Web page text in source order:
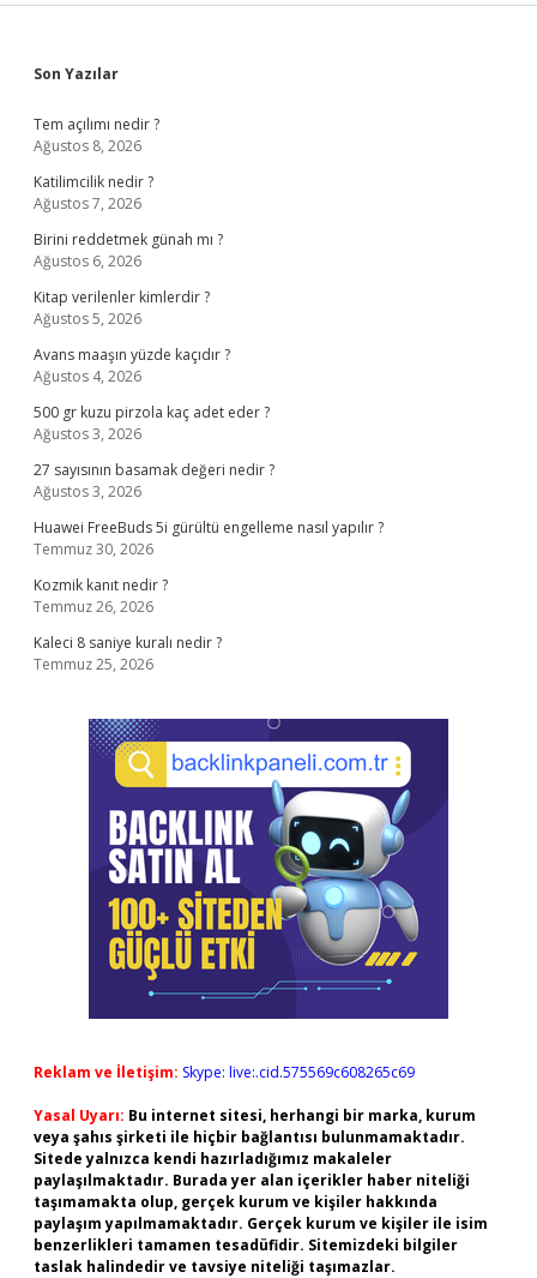
Sidebar
Son Yazılar
Tem açılımı nedir ?
Ağustos 8, 2026
Katilimcilik nedir ?
Ağustos 7, 2026
Birini reddetmek günah mı ?
Ağustos 6, 2026
Kitap verilenler kimlerdir ?
Ağustos 5, 2026
Avans maaşın yüzde kaçıdır ?
Ağustos 4, 2026
500 gr kuzu pirzola kaç adet eder ?
Ağustos 3, 2026
27 sayısının basamak değeri nedir ?
Ağustos 3, 2026
Huawei FreeBuds 5i gürültü engelleme nasıl yapılır ?
Temmuz 30, 2026
Kozmik kanıt nedir ?
Temmuz 26, 2026
Kaleci 8 saniye kuralı nedir ?
Temmuz 25, 2026
Reklam ve İletişim: Skype: live:.cid.575569c608265c69
Yasal Uyarı: Bu internet sitesi, herhangi bir marka, kurum
veya şahıs şirketi ile hiçbir bağlantısı bulunmamaktadır.
Sitede yalnızca kendi hazırladığımız makaleler
paylaşılmaktadır. Burada yer alan içerikler haber niteliği
taşımamakta olup, gerçek kurum ve kişiler hakkında
paylaşım yapılmamaktadır. Gerçek kurum ve kişiler ile isim
benzerlikleri tamamen tesadüfidir. Sitemizdeki bilgiler
taslak halindedir ve tavsiye niteliği taşımazlar.